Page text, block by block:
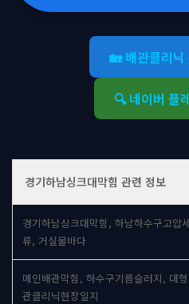
🏡 배관클리닉
🔍 네이버 플
경기하남싱크대막힘 관련 정보
경기하남싱크대막힘, 하남하수구고압
류, 거실물바다
메인배관막힘, 하수구기름슬러지, 대
관클리닉현장일지